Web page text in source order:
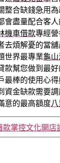
整合缺錢急用
會盡量配合客
機車借款專經
去煩解憂的當
世界最專業龜
款幫您做到最
最棒的使用心得
資金缺款需要
意的最高額度
掌控文化開店